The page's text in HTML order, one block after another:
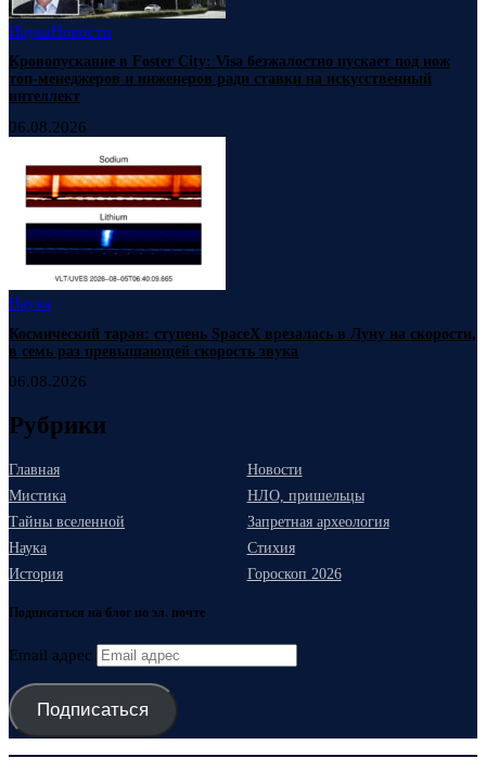
НаукаНовости
Кровопускание в Foster City: Visa безжалостно пускает под нож
топ-менеджеров и инженеров ради ставки на искусственный
интеллект
06.08.2026
Наука
Космический таран: ступень SpaceX врезалась в Луну на скорости,
в семь раз превышающей скорость звука
06.08.2026
Рубрики
Главная
Новости
Мистика
НЛО, пришельцы
Тайны вселенной
Запретная археология
Наука
Стихия
История
Гороскоп 2026
Подписаться на блог по эл. почте
Email адрес
Подписаться